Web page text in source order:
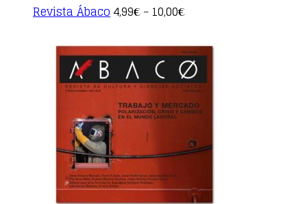
Revista Ábaco This
product
multiple
variants.
The
options
may
be
chosen
on
the
product
page
4,99€ – 10,00€